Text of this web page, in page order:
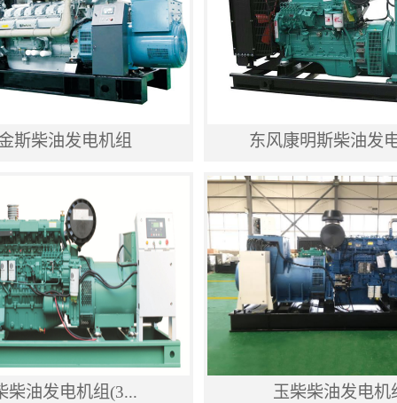
斯柴油发电机组 东风康明斯柴油发
柴油发电机组(3... 玉柴柴油发电机